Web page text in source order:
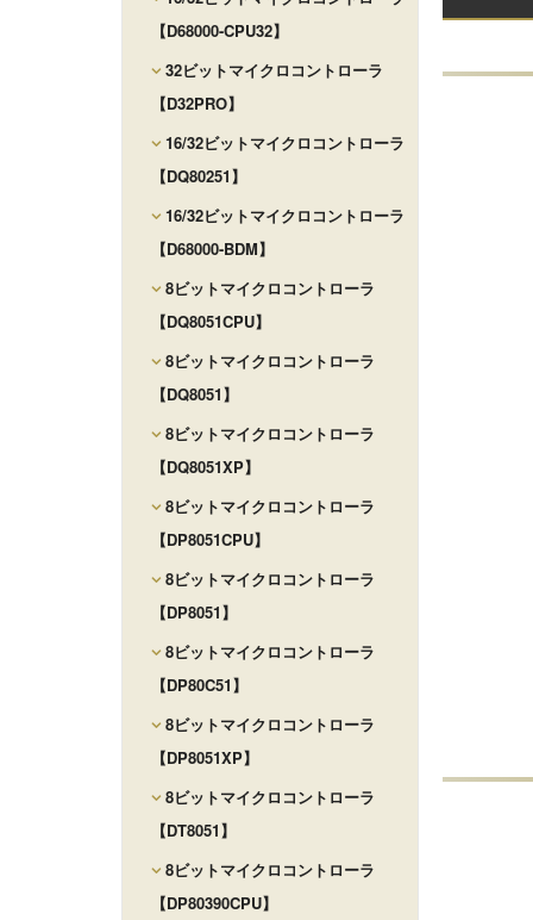
【D68000-CPU32】
32ビットマイクロコントローラ
【D32PRO】
16/32ビットマイクロコントローラ
【DQ80251】
16/32ビットマイクロコントローラ
【D68000-BDM】
8ビットマイクロコントローラ
【DQ8051CPU】
8ビットマイクロコントローラ
【DQ8051】
8ビットマイクロコントローラ
【DQ8051XP】
8ビットマイクロコントローラ
【DP8051CPU】
8ビットマイクロコントローラ
【DP8051】
8ビットマイクロコントローラ
【DP80C51】
8ビットマイクロコントローラ
【DP8051XP】
8ビットマイクロコントローラ
【DT8051】
8ビットマイクロコントローラ
【DP80390CPU】